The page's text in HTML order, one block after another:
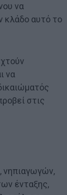
να
κλάδο αυτό το
να
στις
ένταξης,